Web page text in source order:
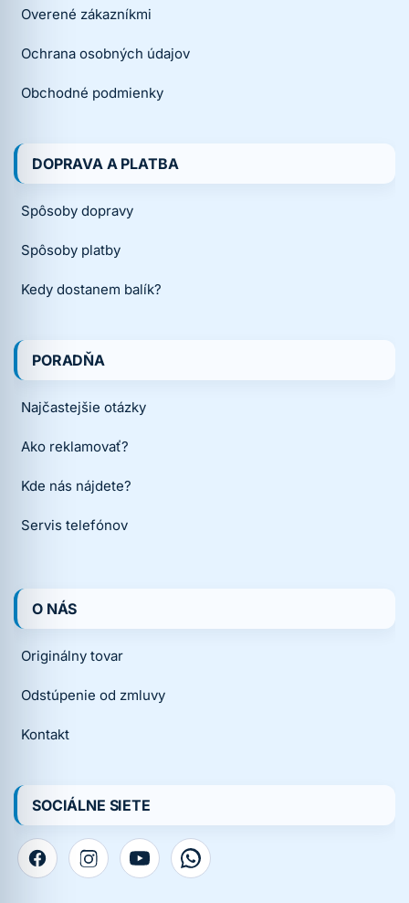
Overené zákazníkmi
Ochrana osobných údajov
Obchodné podmienky
DOPRAVA A PLATBA
Spôsoby dopravy
Spôsoby platby
Kedy dostanem balík?
PORADŇA
Najčastejšie otázky
Ako reklamovať?
Kde nás nájdete?
Servis telefónov
O NÁS
Originálny tovar
Odstúpenie od zmluvy
Kontakt
SOCIÁLNE SIETE